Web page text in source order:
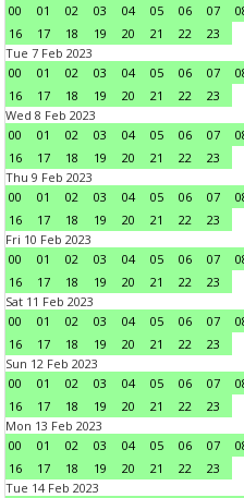
00
01 02 03 04 05 06 07
16
17 18 19 20 21 22
23
Tue 7 Feb 2023
00
01 02 03 04 05 06 07
16
17 18 19 20 21 22
23
Wed 8 Feb 2023
00
01 02 03 04 05 06 07
16
17 18 19 20 21 22
23
Thu 9 Feb 2023
00
01 02 03 04 05 06 07
16
17 18 19 20 21 22
23
Fri 10 Feb 2023
00
01 02 03 04 05 06 07
16
17 18 19 20 21 22
23
Sat 11 Feb 2023
00
01 02 03 04 05 06 07
16
17 18 19 20 21 22
23
Sun 12 Feb 2023
00
01 02 03 04 05 06 07
16
17 18 19 20 21 22
23
Mon 13 Feb 2023
00
01 02 03 04 05 06 07
16
17 18 19 20 21 22
23
Tue 14 Feb 2023